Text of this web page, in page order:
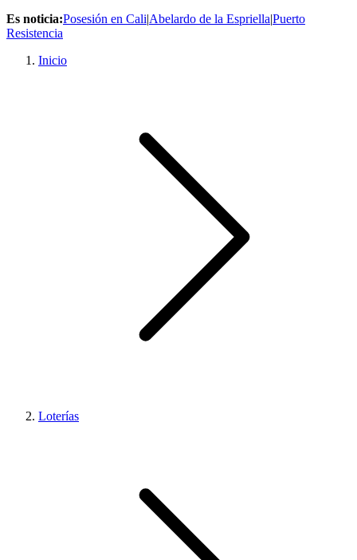
Es noticia:Posesión en Cali|Abelardo de la Espriella|Puerto
Resistencia
Inicio
Loterías